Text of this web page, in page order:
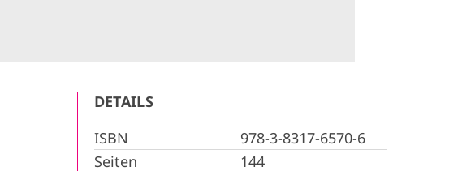
DETAILS
ISBN
978-3-8317-6570-6
Seiten
144